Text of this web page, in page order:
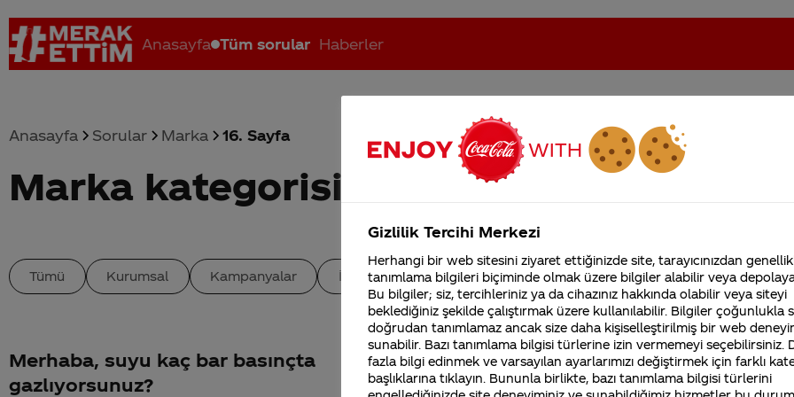
Anasayfa Tüm sorular Haberler
Coca-Cola nerenin malı? Coca cola İsrail malı mı Yani ... Coca-Cola'nın Filistin'de fabr... Coca-Cola’yı kim buldu?
Anasayfa Sorular Marka 16. Sayfa
Marka kategorisindeki sorular
Tümü Kurumsal Kampanyalar İçerik Sürdürülebilirlik Marka
Merhaba, suyu kaç bar basınçta
gazlıyorsunuz?
İsrail e yardım yapıyormusunuz.
Ekonomik, siyasi ve dini açıdan farklı 206 ülkede faaliyet
4355 Soru
Coca-Cola Şirketi
merak ettikleriniz.
Fabrikalarımız,
sertifikalarımız, faaliyet
gösterdiğimiz ülkeler,
tarihçemiz ve daha
Gizlilik Tercihi Merkezi
Herhangi bir web sitesini ziyaret ettiğinizde site, tarayıcınızdan
tanımlama bilgileri biçiminde olmak üzere bilgiler alabilir veya
Bu bilgiler; siz, tercihleriniz ya da cihazınız hakkında olabilir veya siteyi
beklediğiniz şekilde çalıştırmak üzere kullanılabilir. Bilgiler çoğunlukla
doğrudan tanımlamaz ancak size daha kişiselleştirilmiş bir web
sunabilir. Bazı tanımlama bilgisi türlerine izin vermemeyi seçebilirsiniz.
fazla bilgi edinmek ve varsayılan ayarlarımızı değiştirmek için farklı
başlıklarına tıklayın. Bununla birlikte, bazı tanımlama bilgisi türlerini